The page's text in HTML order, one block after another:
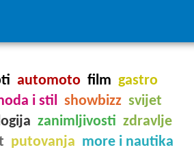
automoto film gastro
i stil showbizz svijet
zanimljivosti zdravlje
putovanja more i nautika